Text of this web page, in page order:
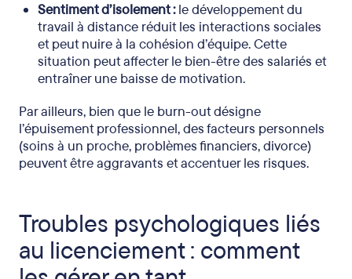
Sentiment d’isolement :le développement du
travail à distance réduit les interactions sociales
et peut nuire à la cohésion d’équipe. Cette
situation peut affecter le bien-être des salariés et
entraîner une baisse de motivation.
Par ailleurs, bien que le burn-out désigne
l’épuisement professionnel, des facteurs personnels
(soins à un proche, problèmes financiers, divorce)
peuvent être aggravants et accentuer les risques.
Troubles psychologiques liés
au licenciement : comment